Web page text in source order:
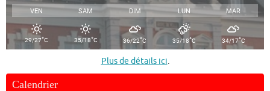
VEN SAM DIM LUN MAR
29/27°C 35/18°C 36/22°C 35/18°C 34/17°C
Plus de détails ici.
Calendrier